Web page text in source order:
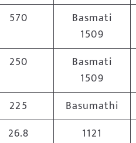
570
Basmati
1509
250
Basmati
1509
225 Basumathi
26.8 1121